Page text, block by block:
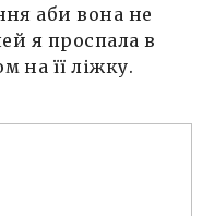
аби вона не
я проспала в
на її ліжку.